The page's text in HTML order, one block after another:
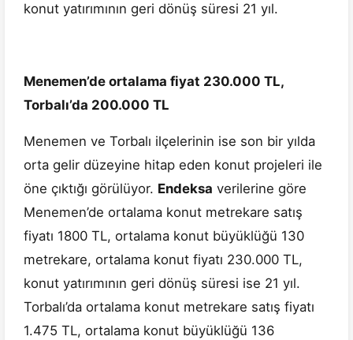
konut yatırımının geri dönüş süresi 21 yıl.
Menemen’de ortalama fiyat 230.000 TL,
Torbalı’da 200.000 TL
Menemen ve Torbalı ilçelerinin ise son bir yılda
orta gelir düzeyine hitap eden konut projeleri ile
öne çıktığı görülüyor. Endeksa verilerine göre
Menemen’de ortalama konut metrekare satış
fiyatı 1800 TL, ortalama konut büyüklüğü 130
metrekare, ortalama konut fiyatı 230.000 TL,
konut yatırımının geri dönüş süresi ise 21 yıl.
Torbalı’da ortalama konut metrekare satış fiyatı
1.475 TL, ortalama konut büyüklüğü 136